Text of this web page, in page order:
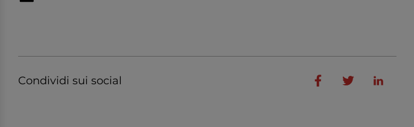
Condividi sui social